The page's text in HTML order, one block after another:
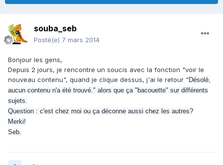
souba_seb
Posté(e) 7 mars 2014
Bonjour les gens,
Depuis 2 jours, je rencontre un soucis avec la fonction "voir le
nouveau contenu", quand je clique dessus, j'ai le retour " Désolé,
aucun contenu n'a été trouvé." alors que ça "bacouette" sur différents
sujets.
Question : c'est chez moi ou ça déconne aussi chez les autres?
Merki!
Seb.